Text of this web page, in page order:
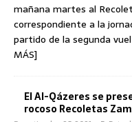
mañana martes al
correspondiente a la
partido de la segunda
MÁS]
El Al-Qázeres se
rocoso Recoletas